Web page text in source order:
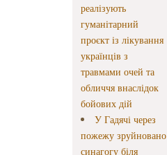
реалізують
гуманітарний
проєкт із лікування
українців з
травмами очей та
обличчя внаслідок
бойових дій
У Гадячі через
пожежу зруйновано
синагогу біля